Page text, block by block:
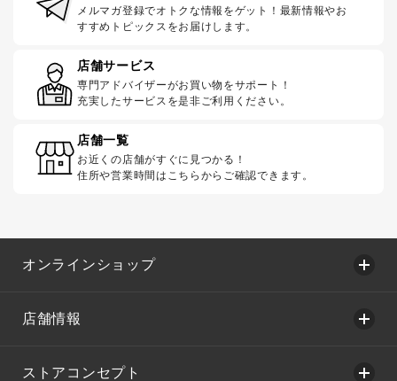
メルマガ登録でオトクな情報をゲット！最新情報やお
すすめトピックスをお届けします。
店舗サービス
専門アドバイザーがお買い物をサポート！
充実したサービスを是非ご利用ください。
店舗一覧
お近くの店舗がすぐに見つかる！
住所や営業時間はこちらからご確認できます。
オンラインショップ
店舗情報
ストアコンセプト